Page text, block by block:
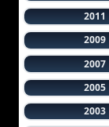
2011
2009
2007
2005
2003